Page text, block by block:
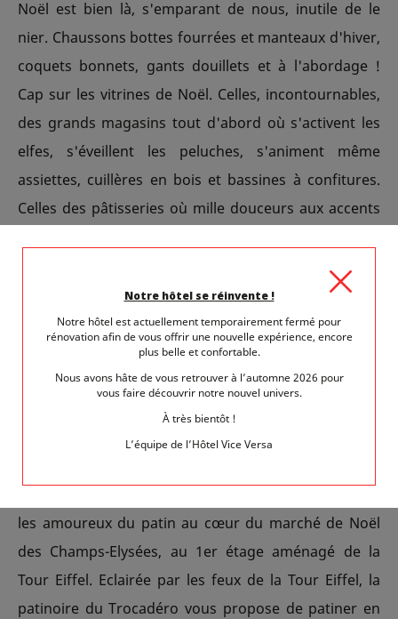
Noël est bien là, s'emparant de nous, inutile de le
nier. Chaussons bottes fourrées et manteaux d'hiver,
coquets bonnets, gants douillets et à l'abordage !
Cap sur les vitrines de Noël. Celles, incontournables,
des grands magasins tout d'abord où s'activent les
elfes, s'éveillent les peluches, s'animent même
assiettes, cuillères en bois et bassines à confitures.
Celles des pâtisseries où mille douceurs aux accents
promesses divines. N'oubliez pas votre libraire
préféré dont la sélection de romans, poésie, beaux
livres et recueils de recettes vous fera rêver d'un
moment de lecture auprès de la cheminée.
les amoureux du patin au cœur du marché de Noël
des Champs-Elysées, au 1er étage aménagé de la
Tour Eiffel. Eclairée par les feux de la Tour Eiffel, la
patinoire du Trocadéro vous propose de patiner en
Notre hôtel se réinvente !
Notre hôtel est actuellement temporairement fermé pour
rénovation afin de vous offrir une nouvelle expérience, encore
plus belle et confortable.
Nous avons hâte de vous retrouver à l’automne 2026 pour
vous faire découvrir notre nouvel univers.
À très bientôt !
L’équipe de l’Hôtel Vice Versa